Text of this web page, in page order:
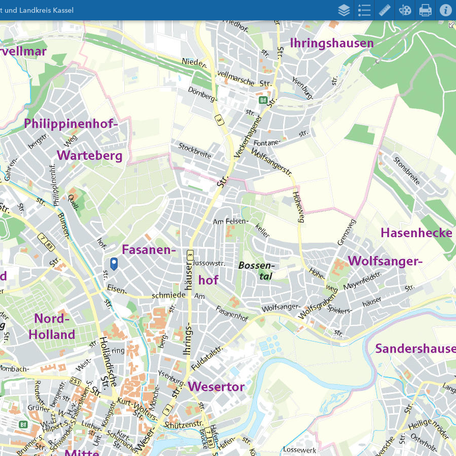
Landkreis Kassel